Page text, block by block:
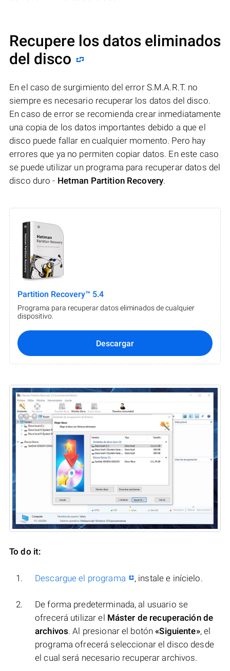
Recupere los datos eliminados
del disco
En el caso de surgimiento del error S.M.A.R.T. no
siempre es necesario recuperar los datos del disco.
En caso de error se recomienda crear inmediatamente
una copia de los datos importantes debido a que el
disco puede fallar en cualquier momento. Pero hay
errores que ya no permiten copiar datos. En este caso
se puede utilizar un programa para recuperar datos del
disco duro - Hetman Partition Recovery.
Partition Recovery™ 5.4
Programa para recuperar datos eliminados de cualquier
dispositivo.
Descargar
To do it:
Descargue el programa , instale e inícielo.
De forma predeterminada, al usuario se
ofrecerá utilizar el Máster de recuperación de
archivos. Al presionar el botón«Siguiente», el
programa ofrecerá seleccionar el disco desde
el cual será necesario recuperar archivos.